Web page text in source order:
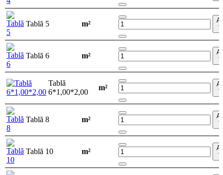
Tablă 5 m²
Tablă 6 m²
Tablă
6*1,00*2,00
m²
Tablă 8 m²
Tablă 10 m²